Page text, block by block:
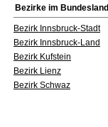
Bezirke im Bundesland
Bezirk Innsbruck-Stadt
Bezirk Innsbruck-Land
Bezirk Kufstein
Bezirk Lienz
Bezirk Schwaz